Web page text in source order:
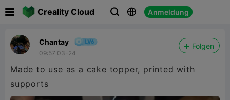
Creality Cloud   Anmeldung
Chantay
09:57 03-24
Folgen
Made to use as a cake topper, printed with
supports